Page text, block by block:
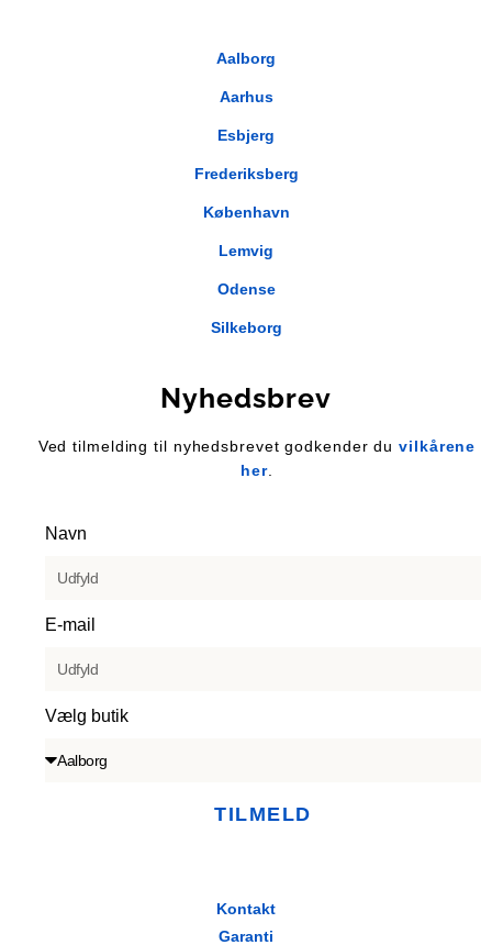
Aalborg
Aarhus
Esbjerg
Frederiksberg
København
Lemvig
Odense
Silkeborg
Nyhedsbrev
Ved tilmelding til nyhedsbrevet godkender duvilkårene
her.
Navn
E-mail
Vælg butik
TILMELD
Kontakt
Garanti